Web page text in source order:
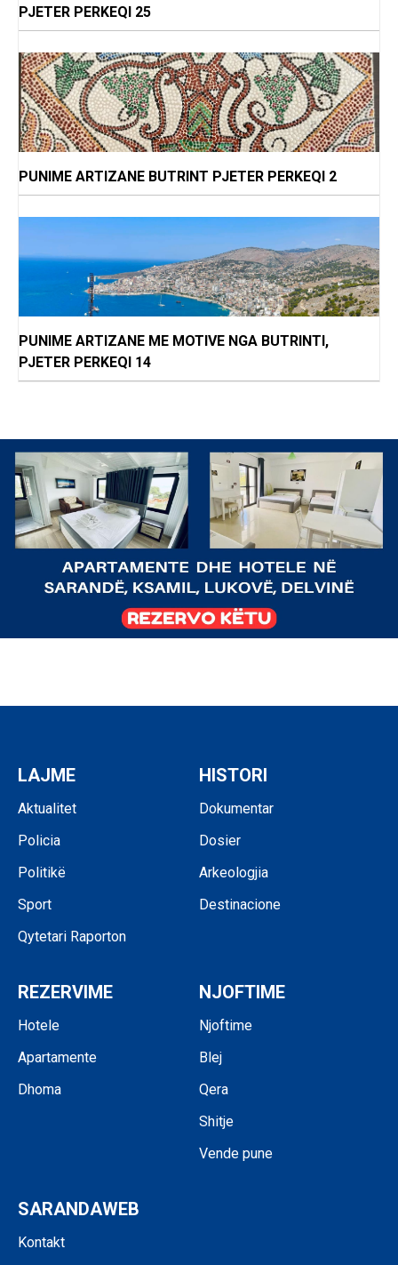
PJETER PERKEQI 25
PUNIME ARTIZANE BUTRINT PJETER PERKEQI 2
PUNIME ARTIZANE ME MOTIVE NGA BUTRINTI,
PJETER PERKEQI 14
LAJME
Aktualitet
Policia
Politikë
Sport
Qytetari Raporton
HISTORI
Dokumentar
Dosier
Arkeologjia
Destinacione
REZERVIME
Hotele
Apartamente
Dhoma
NJOFTIME
Njoftime
Blej
Qera
Shitje
Vende pune
SARANDAWEB
Kontakt